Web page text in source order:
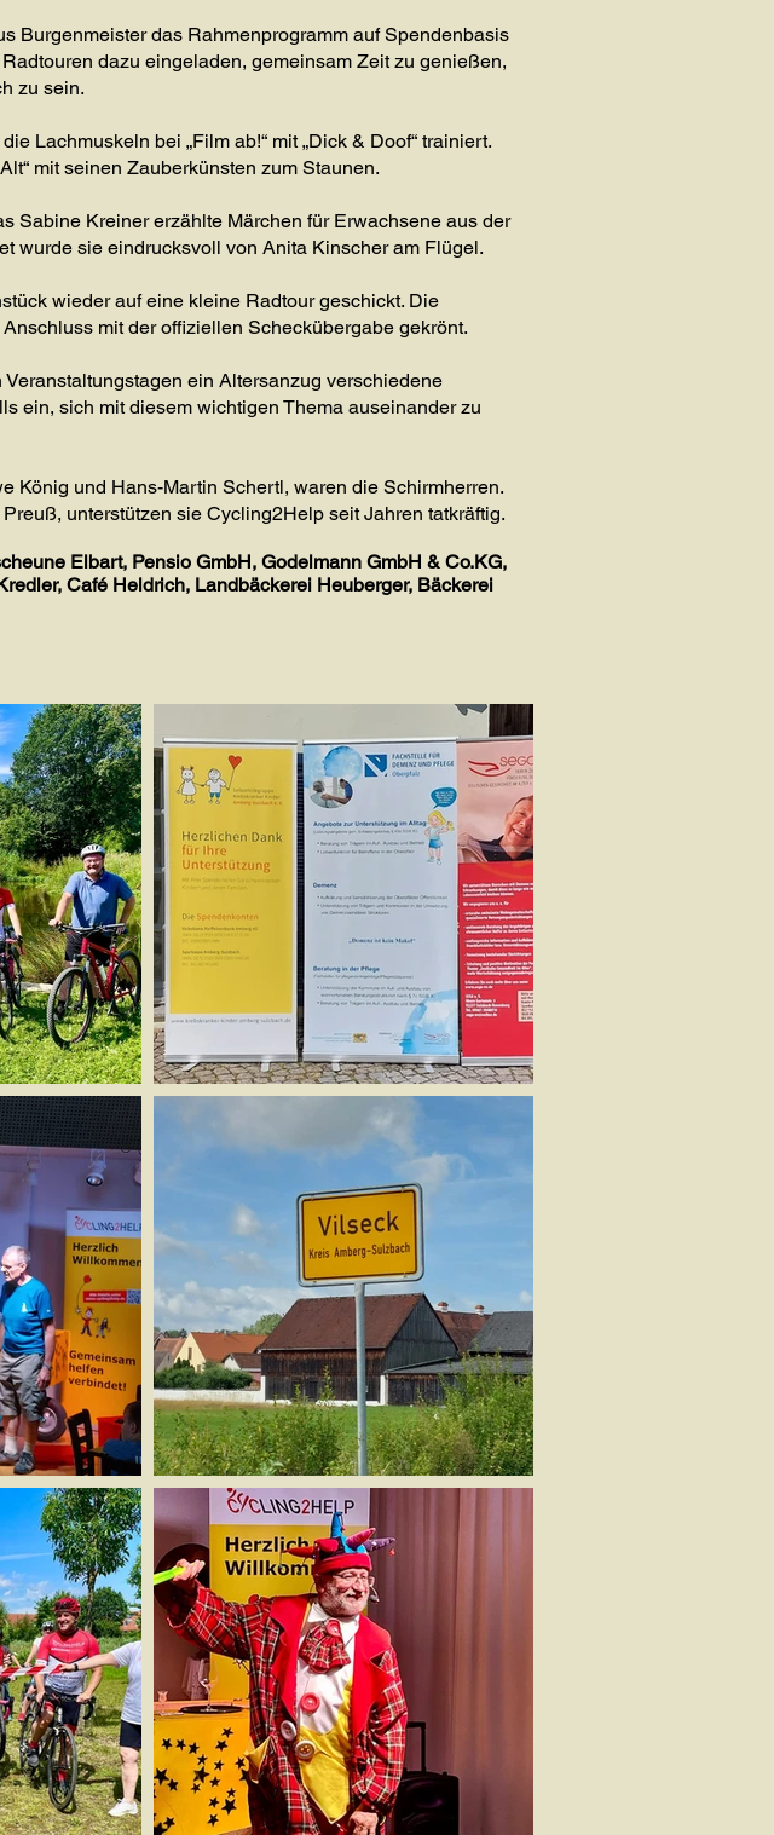
Burgenmeister das Rahmenprogramm auf Spendenbasis
dazu eingeladen, gemeinsam Zeit zu genießen,
zu sein.
Lachmuskeln bei „Film ab!“ mit „Dick & Doof“ trainiert.
mit seinen Zauberkünsten zum Staunen.
Sabine Kreiner erzählte Märchen für Erwachsene aus der
wurde sie eindrucksvoll von Anita Kinscher am Flügel.
wieder auf eine kleine Radtour geschickt. Die
mit der offiziellen Scheckübergabe gekrönt.
ein Altersanzug verschiedene
ein, sich mit diesem wichtigen Thema auseinander zu
König und Hans-Martin Schertl, waren die Schirmherren.
unterstützen sie Cycling2Help seit Jahren tatkräftig.
Elbart, Pensio GmbH, Godelmann GmbH & Co.KG,
Café Heldrich, Landbäckerei Heuberger, Bäckerei